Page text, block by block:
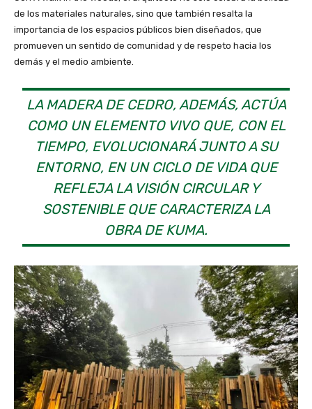
de los materiales naturales, sino que también resalta la
importancia de los espacios públicos bien diseñados, que
promueven un sentido de comunidad y de respeto hacia los
demás y el medio ambiente.
LA MADERA DE CEDRO, ADEMÁS, ACTÚA
COMO UN ELEMENTO VIVO QUE, CON EL
TIEMPO, EVOLUCIONARÁ JUNTO A SU
ENTORNO, EN UN CICLO DE VIDA QUE
REFLEJA LA VISIÓN CIRCULAR Y
SOSTENIBLE QUE CARACTERIZA LA
OBRA DE KUMA.